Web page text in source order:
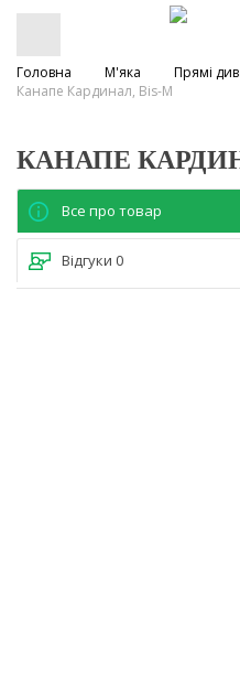
Головна М'яка
Прямі
Канапе Кардинал, Bis-M
КАНАПЕ
Все про товар
Відгуки 0